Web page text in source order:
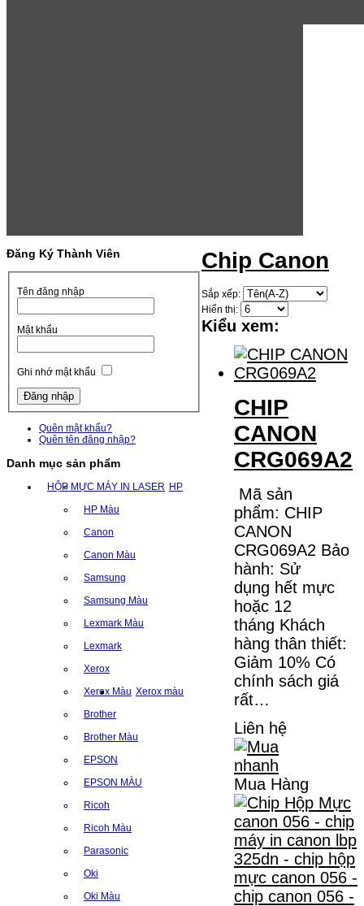
Đăng Ký Thành Viên
Tên đăng nhập
Mật khẩu
Ghi nhớ mật khẩu
Quên mật khẩu?
Quên tên đăng nhập?
Danh mục sản phẩm
HỘP MỰC MÁY IN LASER HP
HP Màu
Canon
Canon Màu
Samsung
Samsung Màu
Lexmark Màu
Lexmark
Xerox
Xerox Màu Xerox màu
Brother
Brother Màu
EPSON
EPSON MÀU
Ricoh
Ricoh Màu
Parasonic
Oki
Oki Màu
Chip Canon
Sắp xếp:
Hiển thị:
Kiểu xem:
CHIP
CANON
CRG069A2
Mã sản
phẩm: CHIP
CANON
CRG069A2 Bảo
hành: Sử
dụng hết mực
hoặc 12
tháng Khách
hàng thân thiết:
Giảm 10% Có
chính sách giá
rất…
Liên hệ
Mua Hàng